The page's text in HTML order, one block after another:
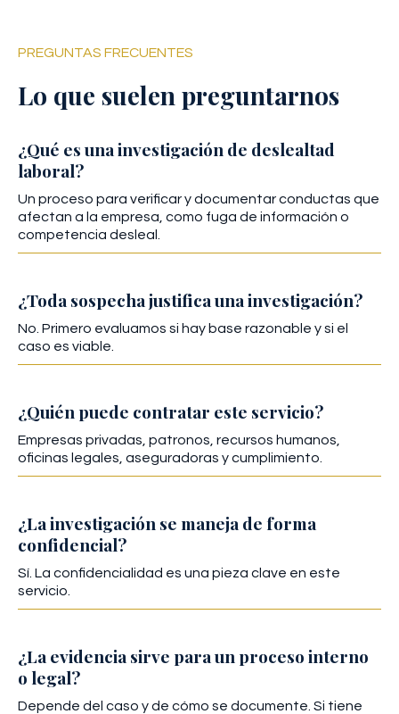
PREGUNTAS FRECUENTES
Lo que suelen preguntarnos
¿Qué es una investigación de deslealtad
laboral?
Un proceso para verificar y documentar conductas que
afectan a la empresa, como fuga de información o
competencia desleal.
¿Toda sospecha justifica una investigación?
No. Primero evaluamos si hay base razonable y si el
caso es viable.
¿Quién puede contratar este servicio?
Empresas privadas, patronos, recursos humanos,
oficinas legales, aseguradoras y cumplimiento.
¿La investigación se maneja de forma
confidencial?
Sí. La confidencialidad es una pieza clave en este
servicio.
¿La evidencia sirve para un proceso interno
o legal?
Depende del caso y de cómo se documente. Si tiene